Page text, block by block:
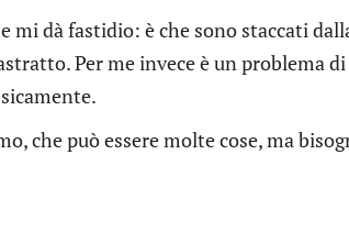
mi dà fastidio: è che sono staccati
Per me invece è un problema
che può essere molte cose, ma